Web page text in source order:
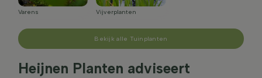
Varens Vijverplanten
Bekijk alle Tuinplanten
Heijnen Planten adviseert